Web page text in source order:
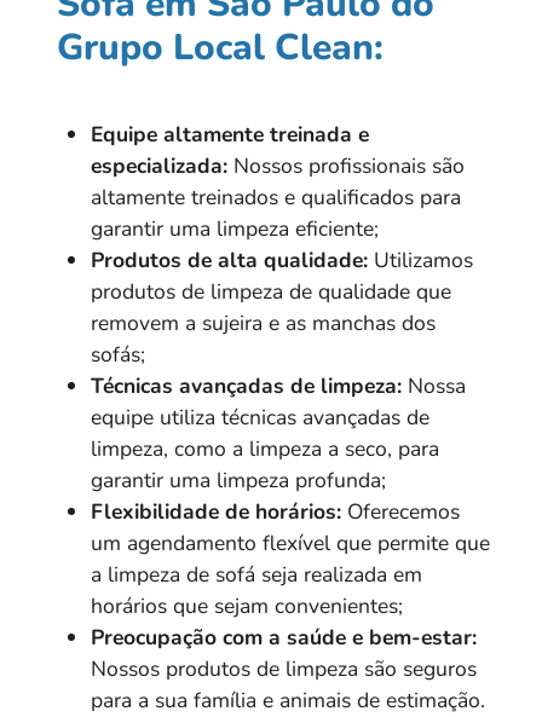
Grupo Local Clean:
Equipe altamente treinada e
especializada: Nossos profissionais são
altamente treinados e qualificados para
garantir uma limpeza eficiente;
Produtos de alta qualidade: Utilizamos
produtos de limpeza de qualidade que
removem a sujeira e as manchas dos
sofás;
Técnicas avançadas de limpeza: Nossa
equipe utiliza técnicas avançadas de
limpeza, como a limpeza a seco, para
garantir uma limpeza profunda;
Flexibilidade de horários: Oferecemos
um agendamento flexível que permite que
a limpeza de sofá seja realizada em
horários que sejam convenientes;
Preocupação com a saúde e bem-estar:
Nossos produtos de limpeza são seguros
para a sua família e animais de estimação.